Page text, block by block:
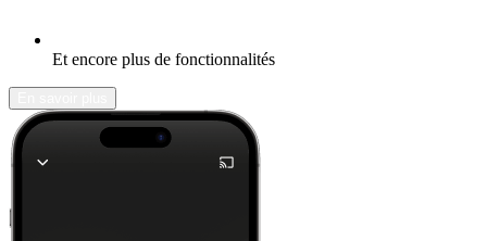
Et encore plus de fonctionnalités